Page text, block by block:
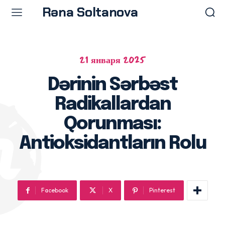
Ana səhifə
Prosedurlar
Doktor Rəna
Ana səhifə
Prosedurlar
Doktor Rəna
Rəna Soltanova
21 января 2025
Dərinin Sərbəst
Radikallardan
Qorunması:
Antioksidantların Rolu
Facebook X Pinterest